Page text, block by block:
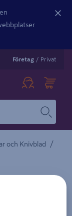
Företag / Privat
och Knivblad /
10